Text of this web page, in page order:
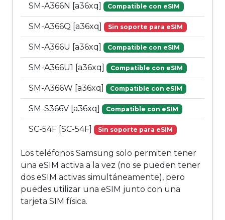
SM-A366N [a36xq] Compatible con eSIM
SM-A366Q [a36xq] Sin soporte para eSIM
SM-A366U [a36xq] Compatible con eSIM
SM-A366U1 [a36xq] Compatible con eSIM
SM-A366W [a36xq] Compatible con eSIM
SM-S366V [a36xq] Compatible con eSIM
SC-54F [SC-54F] Sin soporte para eSIM
Los teléfonos Samsung solo permiten tener
una eSIM activa a la vez (no se pueden tener
dos eSIM activas simultáneamente), pero
puedes utilizar una eSIM junto con una
tarjeta SIM física.